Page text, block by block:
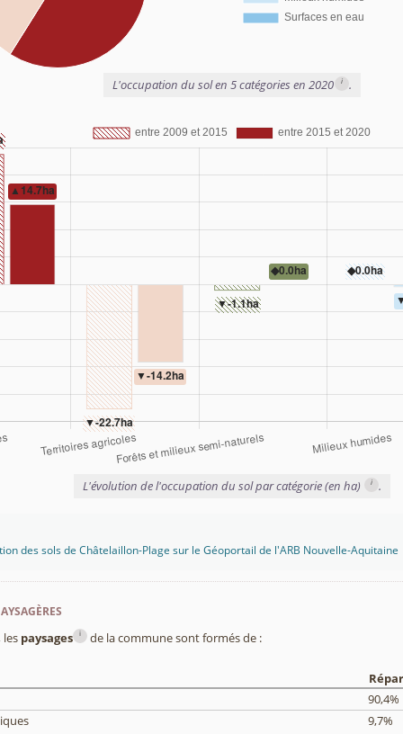
L'occupation du sol en 5 catégories en 2020 i .
L'évolution de l'occupation du sol par catégorie (en ha) i .
des sols de Châtelaillon-Plage sur le Géoportail de l'ARB Nouvelle-Aquitaine
les paysages i de la commune sont formés de :
90,4%
9,7%